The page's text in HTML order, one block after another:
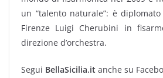
un “talento naturale”: è
Firenze Luigi Cherubini in
direzione d’orchestra.
Segui BellaSicilia.it anche su